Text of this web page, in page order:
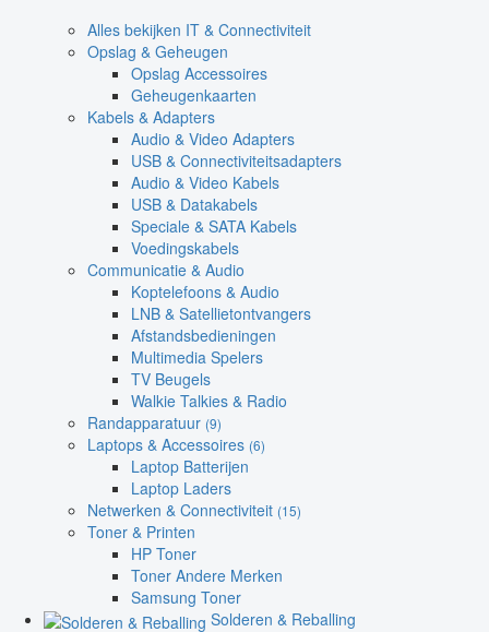
Alles bekijken IT & Connectiviteit
Opslag & Geheugen
Opslag Accessoires
Geheugenkaarten
Kabels & Adapters
Audio & Video Adapters
USB & Connectiviteitsadapters
Audio & Video Kabels
USB & Datakabels
Speciale & SATA Kabels
Voedingskabels
Communicatie & Audio
Koptelefoons & Audio
LNB & Satellietontvangers
Afstandsbedieningen
Multimedia Spelers
TV Beugels
Walkie Talkies & Radio
Randapparatuur (9)
Laptops & Accessoires (6)
Laptop Batterijen
Laptop Laders
Netwerken & Connectiviteit (15)
Toner & Printen
HP Toner
Toner Andere Merken
Samsung Toner
Solderen & Reballing